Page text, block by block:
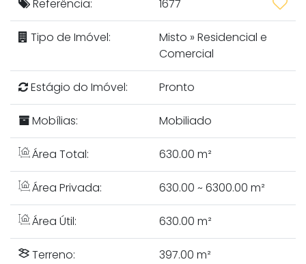
Referência: 1677
Tipo de Imóvel: Misto » Residencial e
Comercial
Estágio do Imóvel: Pronto
Mobílias: Mobiliado
Área Total: 630.00 m²
Área Privada: 630.00 ~ 6300.00 m²
Área Útil: 630.00 m²
Terreno: 397.00 m²